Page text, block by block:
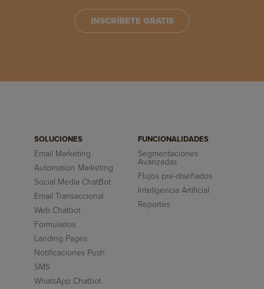
INSCRÍBETE GRATIS
SOLUCIONES
Email Marketing
Automation Marketing
Social Media ChatBot
Email Transaccional
Web Chatbot
Formularios
Landing Pages
Notificaciones Push
SMS
WhatsApp Chatbot
FUNCIONALIDADES
Segmentaciones
Avanzadas
Flujos pre-diseñados
Inteligencia Artificial
Reportes